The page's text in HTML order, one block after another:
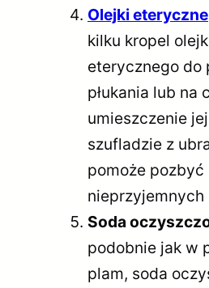
Olejki eteryczne
kilku kropel
eterycznego do
płukania lub na
umieszczenie
szufladzie z
pomoże pozbyć
nieprzyjemnych
Soda
podobnie jak w
plam, soda